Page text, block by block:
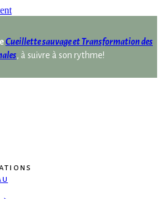
Cueillette sauvage et Transformation des
, à suivre à son rythme!